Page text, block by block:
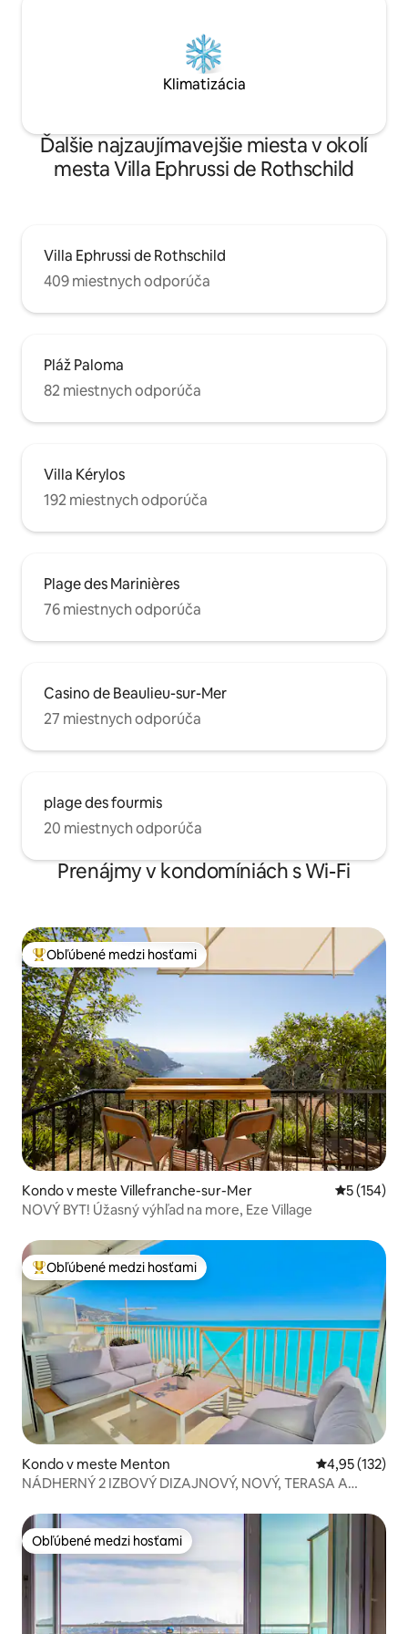
Klimatizácia
Ďalšie najzaujímavejšie miesta v okolí
mesta Villa Ephrussi de Rothschild
Villa Ephrussi de Rothschild
409 miestnych odporúča
Pláž Paloma
82 miestnych odporúča
Villa Kérylos
192 miestnych odporúča
Plage des Marinières
76 miestnych odporúča
Casino de Beaulieu-sur-Mer
27 miestnych odporúča
plage des fourmis
20 miestnych odporúča
Prenájmy v kondomíniách s Wi-Fi
Najobľúbenejšie medzi hosťami
Obľúbené medzi hosťami
Kondo v meste Villefranche-sur-Mer Priemerné
5 (154)
NOVÝ BYT! Úžasný výhľad na more, Eze Village
Najobľúbenejšie medzi hosťami
Obľúbené medzi hosťami
Kondo v meste Menton Priemerné
4,95 (132)
NÁDHERNÝ 2 IZBOVÝ DIZAJNOVÝ, NOVÝ, TERASA A
Obľúbené medzi hosťami
Obľúbené medzi hosťami